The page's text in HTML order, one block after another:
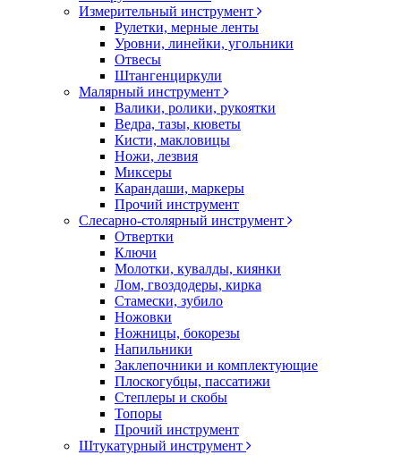
Измерительный инструмент
Рулетки, мерные ленты
Уровни, линейки, угольники
Отвесы
Штангенциркули
Малярный инструмент
Валики, ролики, рукоятки
Ведра, тазы, кюветы
Кисти, макловицы
Ножи, лезвия
Миксеры
Карандаши, маркеры
Прочий инструмент
Слесарно-столярный инструмент
Отвертки
Ключи
Молотки, кувалды, киянки
Лом, гвоздодеры, кирка
Стамески, зубило
Ножовки
Ножницы, бокорезы
Напильники
Заклепочники и комплектующие
Плоскогубцы, пассатижи
Степлеры и скобы
Топоры
Прочий инструмент
Штукатурный инструмент